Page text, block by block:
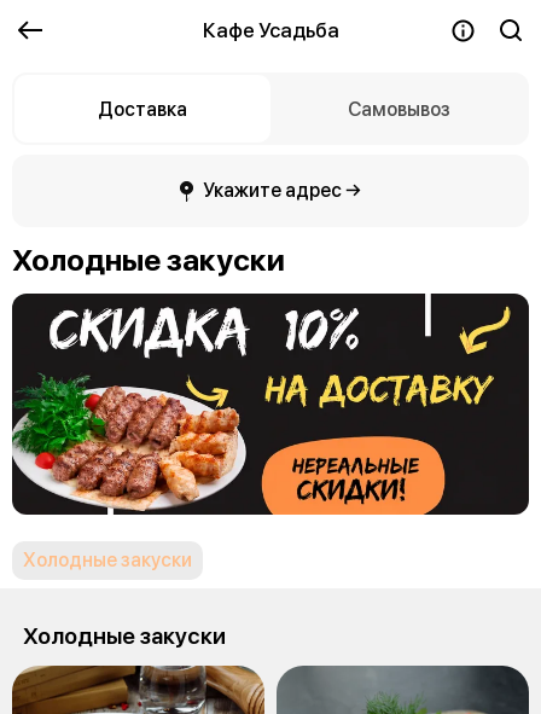
Кафе Усадьба
Доставка Самовывоз
Укажите адрес →
Холодные закуски
Холодные закуски
Холодные закуски